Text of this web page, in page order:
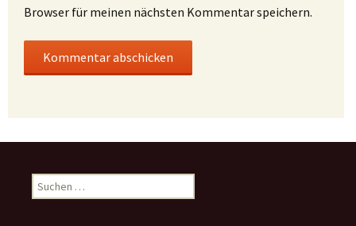
Browser für meinen nächsten Kommentar speichern.
Suchen
nach: